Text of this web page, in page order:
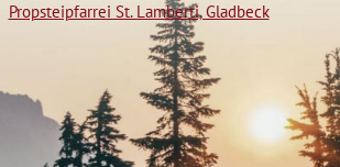
Propsteipfarrei St. Lamberti, Gladbeck